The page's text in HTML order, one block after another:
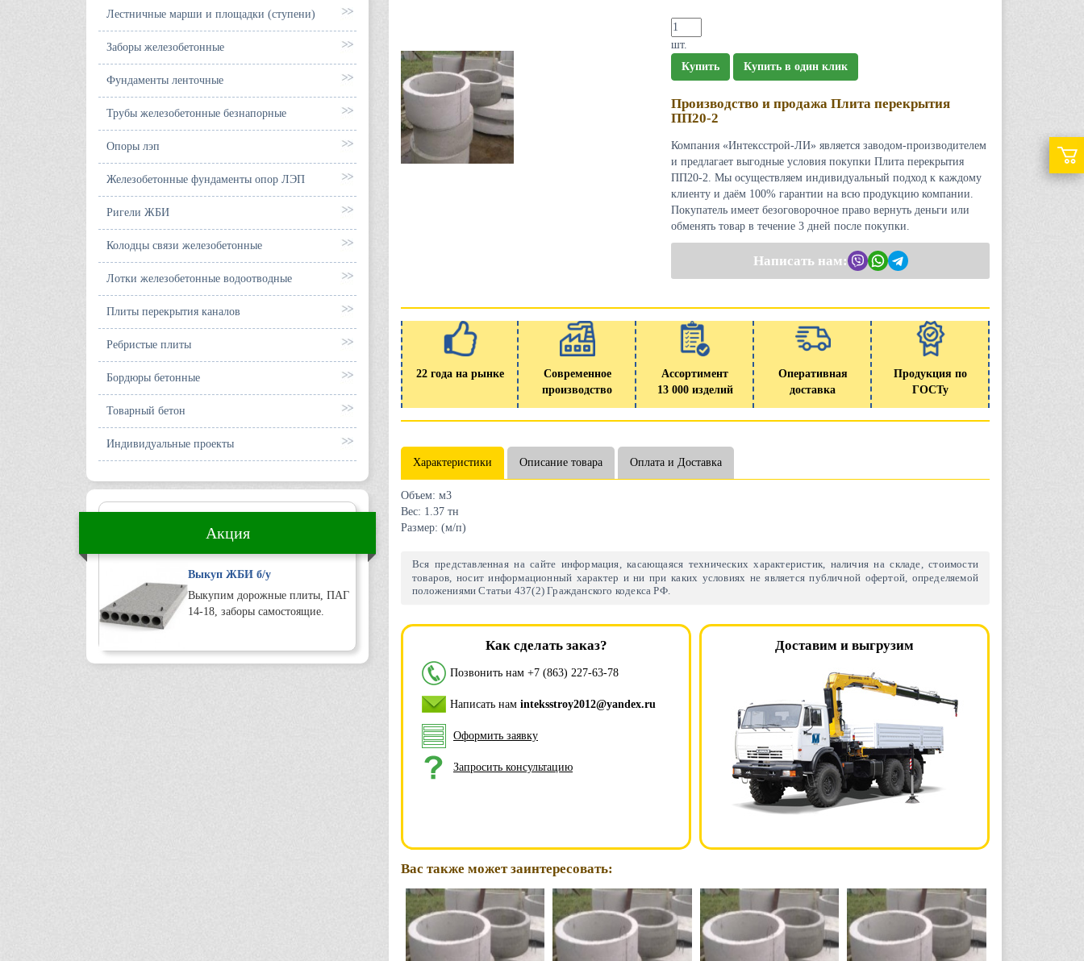
Лестничные марши и площадки (ступени)
Заборы железобетонные
Фундаменты ленточные
Трубы железобетонные безнапорные
Опоры лэп
Железобетонные фундаменты опор ЛЭП
Ригели ЖБИ
Колодцы связи железобетонные
Лотки железобетонные водоотводные
Плиты перекрытия каналов
Ребристые плиты
Бордюры бетонные
Товарный бетон
Индивидуальные проекты
Акция
Выкуп ЖБИ б/у
Выкупим дорожные плиты, ПАГ
14-18, заборы самостоящие.
шт.
Купить
Купить в один клик
Производство и продажа Плита перекрытия
ПП20-2
Компания «Интексстрой-ЛИ» является заводом-производителем
и предлагает выгодные условия покупки Плита перекрытия
ПП20-2. Мы осуществляем индивидуальный подход к каждому
клиенту и даём 100% гарантии на всю продукцию компании.
Покупатель имеет безоговорочное право вернуть деньги или
обменять товар в течение 3 дней после покупки.
Написать нам:
22 года на рынке
Современное
производство
Ассортимент
13 000 изделий
Оперативная
доставка
Продукция по
ГОСТу
Характеристики Описание товара Оплата и Доставка
Объем: м3
Вес: 1.37 тн
Размер: (м/п)
Вся представленная на сайте информация, касающаяся технических характеристик, наличия на складе, стоимости
товаров, носит информационный характер и ни при каких условиях не является публичной офертой, определяемой
положениями Статьи 437(2) Гражданского кодекса РФ.
Как сделать заказ?
Позвонить нам +7 (863) 227-63-78
Написать нам inteksstroy2012@yandex.ru
Оформить заявку
Запросить консультацию
Доставим и выгрузим
Вас также может заинтересовать: